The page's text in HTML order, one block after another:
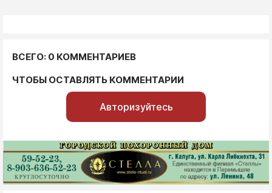
ВСЕГО: 0 КОММЕНТАРИЕВ
ЧТОБЫ ОСТАВЛЯТЬ КОММЕНТАРИИ
Авторизуйтесь